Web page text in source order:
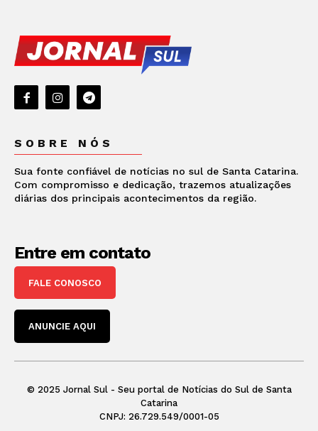
SOBRE NÓS
Sua fonte confiável de notícias no sul de Santa Catarina.
Com compromisso e dedicação, trazemos atualizações
diárias dos principais acontecimentos da região.
Entre em contato
FALE CONOSCO
ANUNCIE AQUI
© 2025 Jornal Sul - Seu portal de Notícias do Sul de Santa
Catarina
CNPJ: 26.729.549/0001-05